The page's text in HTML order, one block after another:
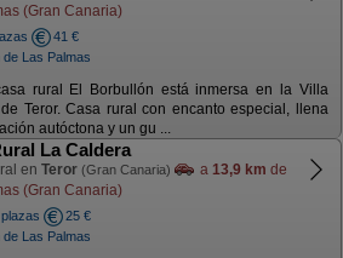
(Gran Canaria)
41 €
de Las Palmas
rural El Borbullón está inmersa en la Villa
Teror. Casa rural con encanto especial, llena
autóctona y un gu ...
La Caldera
en Teror (Gran Canaria) a 13,9 km de
(Gran Canaria)
25 €
de Las Palmas